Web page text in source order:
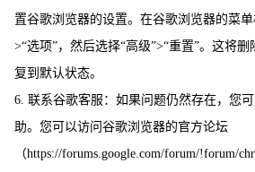
置谷歌浏览器的设置。在谷歌浏览器的菜
>“选项”，然后选择“高级”>“重置”。这将
复到默认状态。
6. 联系谷歌客服：如果问题仍然存在，您
助。您可以访问谷歌浏览器的官方论坛
（https://forums.google.com/forum/!forum/